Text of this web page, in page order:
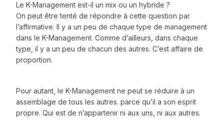
Le K-Management est-il un mix ou un hybride ?
On peut être tenté de répondre à cette question par
l’affirmative. Il y a un peu de chaque type de management
dans le K-Management. Comme d’ailleurs, dans chaque
type, il y a un peu de chacun des autres. C’est affaire de
proportion.
Pour autant, le K-Management ne peut se réduire à un
assemblage de tous les autres. parce qu’il a son esprit
propre. Qui est de n’appartenir ni aux uns, ni aux autres.